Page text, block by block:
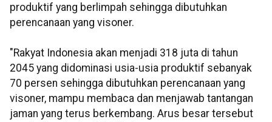
produktif yang berlimpah sehingga dibutuhkan
perencanaan yang visoner.
"Rakyat Indonesia akan menjadi 318 juta di tahun
2045 yang didominasi usia-usia produktif sebanyak
70 persen sehingga dibutuhkan perencanaan yang
visoner, mampu membaca dan menjawab tantangan
jaman yang terus berkembang. Arus besar tersebut